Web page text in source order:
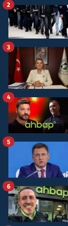
2
3
4
5
6